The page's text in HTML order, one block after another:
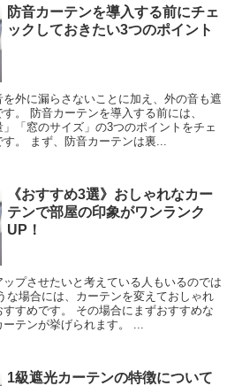
防音カーテンを導入する前にチェ
ックしておきたい3つのポイント
外に漏らさないことに加え、外の音も遮
。 防音カーテンを導入する前には、
」「窓のサイズ」の3つのポイントをチェ
。 まず、防音カーテンは裏...
《おすすめ3選》おしゃれなカー
テンで部屋の印象がワンランク
UP！
プさせたいと考えている人もいるのでは
な場合には、カーテンを変えておしゃれ
すめです。 その場合にまずおすすめな
テンが挙げられます。 ...
1級遮光カーテンの特徴について